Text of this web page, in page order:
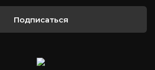
Подписаться